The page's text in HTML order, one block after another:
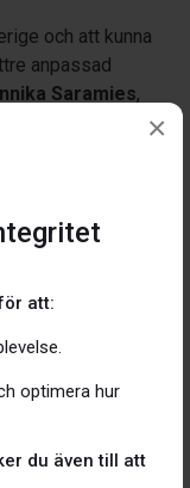
att:
optimera hur
du även till att
×
och att kunna
anpassad
Saramies,
Han säger så
samarbete
affärsidé
vårt
längre